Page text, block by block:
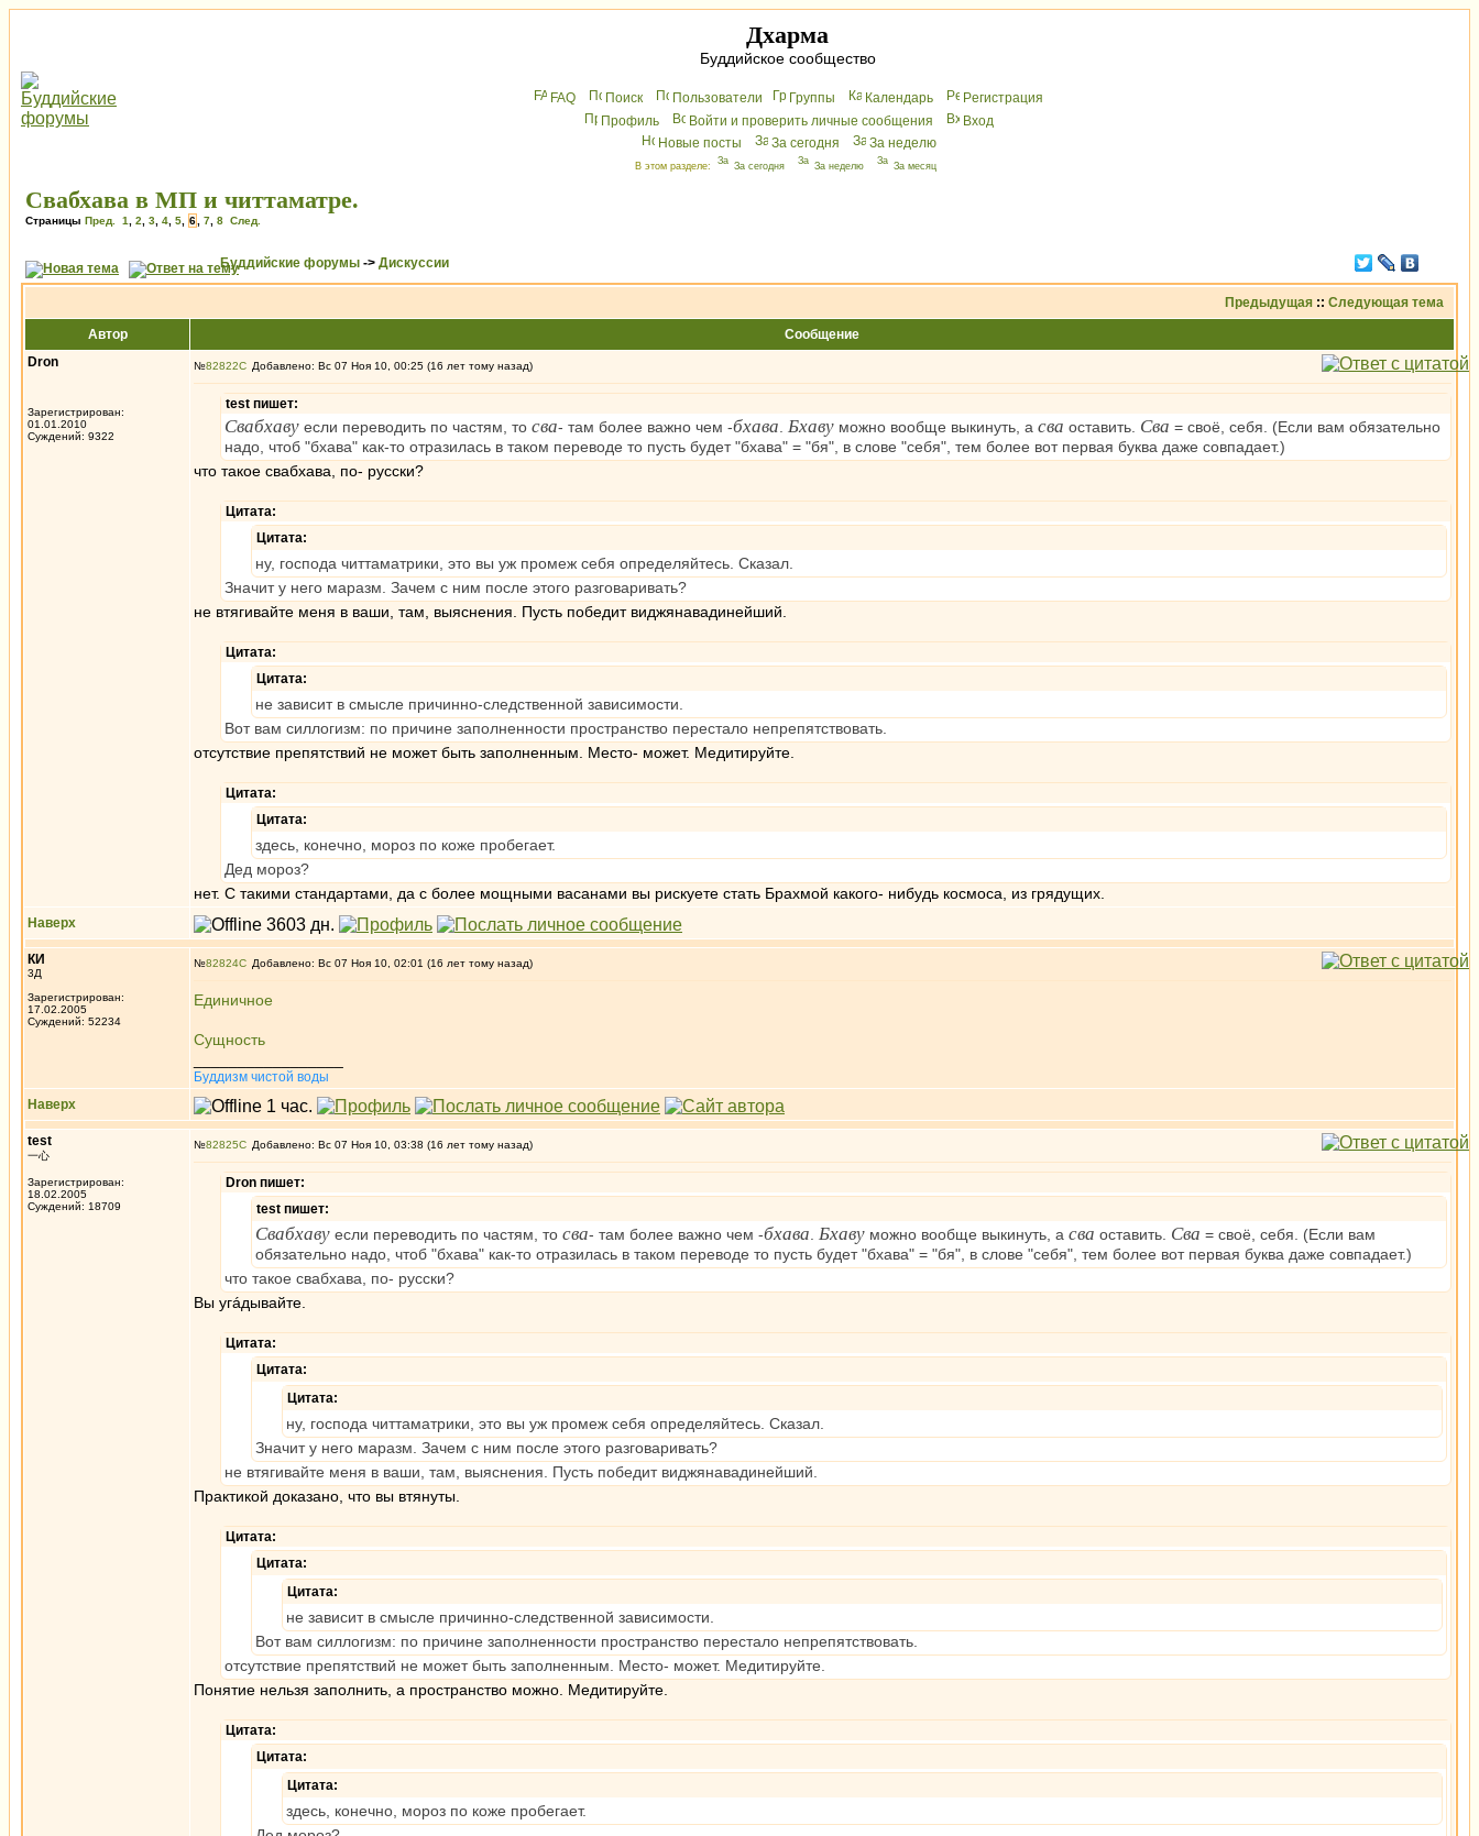
Дхарма
Буддийское сообщество
FAQ Поиск Пользователи Группы Календарь
Peгиcтрaция
Профиль
Войти и проверить личные сообщения
Вхoд
Новые посты
За сегодня За неделю
В этом разделе: За сегодня За неделю За месяц
Свабхава в МП и читтаматре.
Страницы Пред. 1 2 3 4 5 6 7 8 След.
Буддийские форумы -> Дискуссии
Предыдущая :: Следующая тема
Автор
Сообщение
Dron
Зарегистрирован:
01.01.2010
Суждений: 9322
№82822 Добавлено: Вс 07 Ноя 10, 00:25 (16 лет тому назад)
test пишет:
Свабхаву если переводить по частям, то сва- там более важно чем -бхава Бхаву можно вообще выкинуть, а сва оставить. Сва = своё, себя. (Если вам обязательно
надо, чтоб "бхава" как-то отразилась в таком переводе то пусть будет "бхава" = "бя", в слове "себя", тем более вот первая буква даже совпадает.)
что такое свабхава, по- русски?
Цитата:
Цитата:
ну, господа читтаматрики, это вы уж промеж себя определяйтесь. Сказал.
Значит у него маразм. Зачем с ним после этого разговаривать?
не втягивайте меня в ваши, там, выяснения. Пусть победит виджянавадинейший.
Цитата:
Цитата:
не зависит в смысле причинно-следственной зависимости.
Вот вам силлогизм: по причине заполненности пространство перестало непрепятствовать.
отсутствие препятствий не может быть заполненным. Место- может. Медитируйте.
Цитата:
Цитата:
здесь, конечно, мороз по коже пробегает.
Дед мороз?
нет. С такими стандартами, да с более мощными васанами вы рискуете стать Брахмой какого- нибудь космоса, из грядущих.
Наверх
КИ
3Д
Зарегистрирован:
17.02.2005
Суждений: 52234
№82824 Добавлено: Вс 07 Ноя 10, 02:01 (16 лет тому назад)
Единичное
Сущность
Буддизм чистой воды
Наверх
test
一心
Зарегистрирован:
18.02.2005
Суждений: 18709
№82825 Добавлено: Вс 07 Ноя 10, 03:38 (16 лет тому назад)
Dron пишет:
test пишет:
Свабхаву если переводить по частям, то сва- там более важно чем -бхава Бхаву можно вообще выкинуть, а сва оставить. Сва = своё, себя. (Если вам
обязательно надо, чтоб "бхава" как-то отразилась в таком переводе то пусть будет "бхава" = "бя", в слове "себя", тем более вот первая буква даже совпадает.)
что такое свабхава, по- русски?
Вы угáдывайте.
Цитата:
Цитата:
Цитата:
ну, господа читтаматрики, это вы уж промеж себя определяйтесь. Сказал.
Значит у него маразм. Зачем с ним после этого разговаривать?
не втягивайте меня в ваши, там, выяснения. Пусть победит виджянавадинейший.
Практикой доказано, что вы втянуты.
Цитата:
Цитата:
Цитата:
не зависит в смысле причинно-следственной зависимости.
Вот вам силлогизм: по причине заполненности пространство перестало непрепятствовать.
отсутствие препятствий не может быть заполненным. Место- может. Медитируйте.
Понятие нельзя заполнить, а пространство можно. Медитируйте.
Цитата:
Цитата:
Цитата:
здесь, конечно, мороз по коже пробегает.